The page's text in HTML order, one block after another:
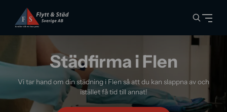
Städfirma i Flen
Vi tar hand om din städning i Flen så att du kan slappna av och
istället få tid till annat!